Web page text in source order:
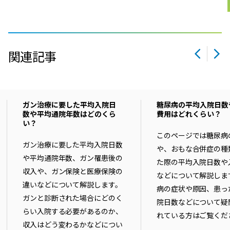
関連記事
ガン治療に要した平均入院日
数や平均通院年数はどのくら
い？
ガン治療に要した平均入院日数
や平均通院年数、ガン罹患後の
収入や、ガン保険と医療保険の
違いなどについて解説します。
ガンと診断された場合にどのく
らい入院する必要があるのか、
収入はどう変わるかなどについ
糖尿病の平均入院日
費用はどれくらい？
このページでは糖尿
や、おもな合併症の
た際の平均入院日数
などについて解説し
病の症状や原因、患
院日数などについて
れている方はご覧く